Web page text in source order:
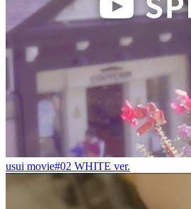
usui movie#02 WHITE ver.